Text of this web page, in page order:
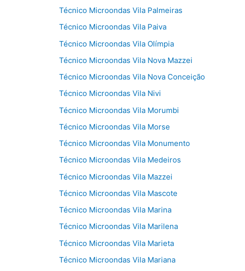
Técnico Microondas Vila Palmeiras
Técnico Microondas Vila Paiva
Técnico Microondas Vila Olímpia
Técnico Microondas Vila Nova Mazzei
Técnico Microondas Vila Nova Conceição
Técnico Microondas Vila Nivi
Técnico Microondas Vila Morumbi
Técnico Microondas Vila Morse
Técnico Microondas Vila Monumento
Técnico Microondas Vila Medeiros
Técnico Microondas Vila Mazzei
Técnico Microondas Vila Mascote
Técnico Microondas Vila Marina
Técnico Microondas Vila Marilena
Técnico Microondas Vila Marieta
Técnico Microondas Vila Mariana